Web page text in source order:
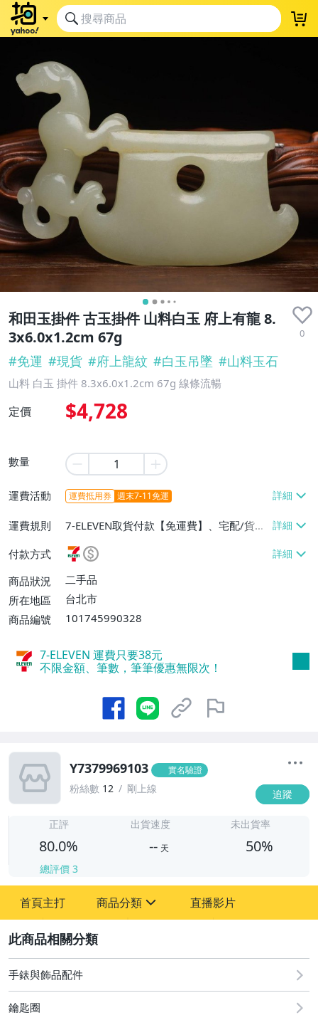
和田玉掛件 古玉掛件 山料白玉 府上有龍 8.
3x6.0x1.2cm 67g
0
#免運 #現貨 #府上龍紋 #白玉吊墜 #山料玉石
山料 白玉 掛件 8.3x6.0x1.2cm 67g 線條流暢
定價 $4,728
數量
運費活動 運費抵用券 週末7-11免運
運費規則
7-ELEVEN取貨付款【免運費】、宅配/貨運
付款方式
商品狀況
二手品
所在地區
台北市
商品編號
101745990328
7-ELEVEN 運費只要38元
不限金額、筆數，筆筆優惠無限次！
Y7379969103 實名驗證
粉絲數 12 剛上線 追蹤
正評
80.0%
總評價 3
出貨速度
-- 天
未出貨率
50%
首頁主打 商品分類
古董、藝術與礦石
居家、家具與園藝
直播影片
手錶與飾品配件
鑰匙圈